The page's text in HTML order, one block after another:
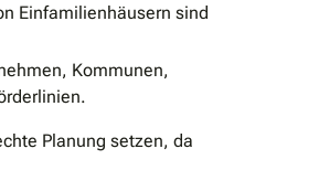
Einfamilienhäusern sind
Kommunen,
Planung setzen, da